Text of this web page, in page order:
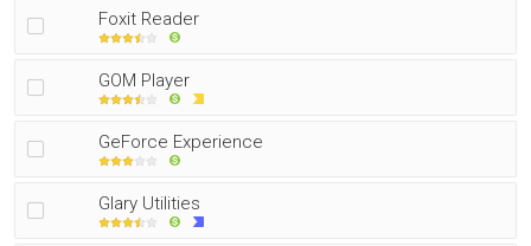
Foxit Reader
GOM Player
GeForce Experience
Glary Utilities